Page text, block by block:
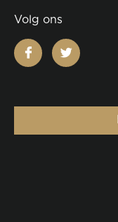
Volg ons
facebooktwitter